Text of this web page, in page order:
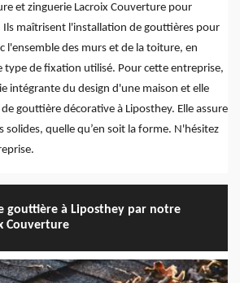
et zinguerie Lacroix Couverture pour
Ils maîtrisent l'installation de gouttières pour
l'ensemble des murs et de la toiture, en
type de fixation utilisé. Pour cette entreprise,
intégrante du design d'une maison et elle
gouttière décorative à Liposthey. Elle assure
solides, quelle qu’en soit la forme. N'hésitez
gouttière à Liposthey par notre
Couverture